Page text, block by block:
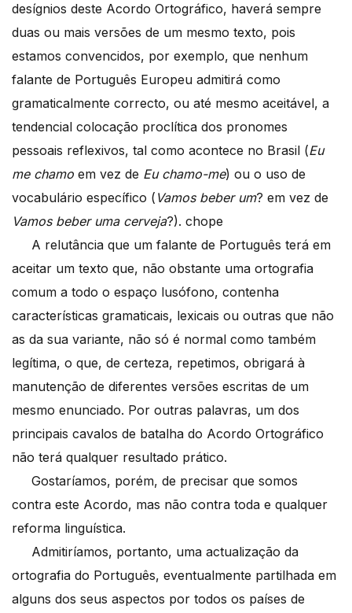
desígnios deste Acordo Ortográfico, haverá sempre
duas ou mais versões de um mesmo texto, pois
estamos convencidos, por exemplo, que nenhum
falante de Português Europeu admitirá como
gramaticalmente correcto, ou até mesmo aceitável, a
tendencial colocação proclítica dos pronomes
pessoais reflexivos, tal como acontece no Brasil (Eu
me chamo em vez de Eu chamo-me) ou o uso de
vocabulário específico ( Vamos beber um? em vez de
Vamos beber uma cerveja?). chope
A relutância que um falante de Português terá em
aceitar um texto que, não obstante uma ortografia
comum a todo o espaço lusófono, contenha
características gramaticais, lexicais ou outras que não
as da sua variante, não só é normal como também
legítima, o que, de certeza, repetimos, obrigará à
manutenção de diferentes versões escritas de um
mesmo enunciado. Por outras palavras, um dos
principais cavalos de batalha do Acordo Ortográfico
não terá qualquer resultado prático.
Gostaríamos, porém, de precisar que somos
contra este Acordo, mas não contra toda e qualquer
reforma linguística.
Admitiríamos, portanto, uma actualização da
ortografia do Português, eventualmente partilhada em
alguns dos seus aspectos por todos os países de